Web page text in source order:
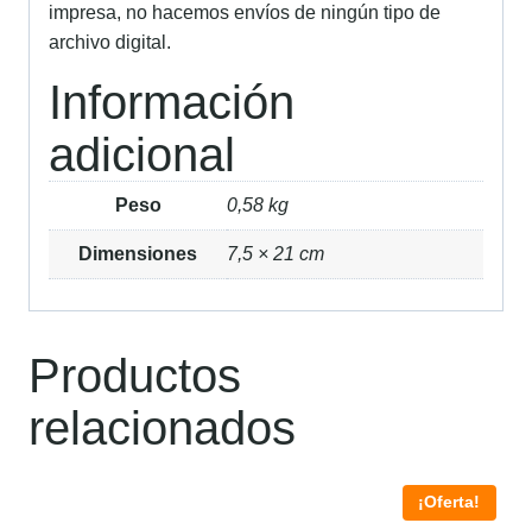
impresa, no hacemos envíos de ningún tipo de
archivo digital.
Información
adicional
Peso 0,58 kg
Dimensiones 7,5 × 21 cm
Productos
relacionados
¡Oferta!